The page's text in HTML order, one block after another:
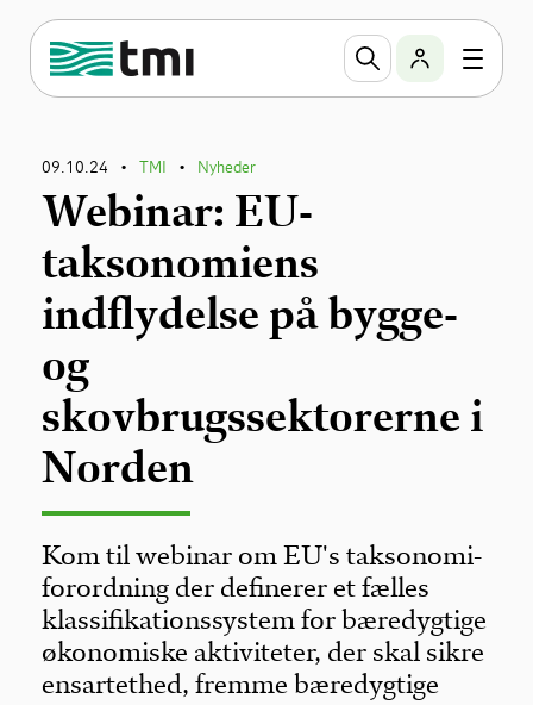
09.10.24 • TMI • Nyheder
Webinar: EU-
taksonomiens
indflydelse på bygge-
og
skovbrugssektorerne i
Norden
Kom til webinar om EU's taksonomi-
forordning der definerer et fælles
klassifikationssystem for bæredygtige
økonomiske aktiviteter, der skal sikre
ensartethed, fremme bæredygtige